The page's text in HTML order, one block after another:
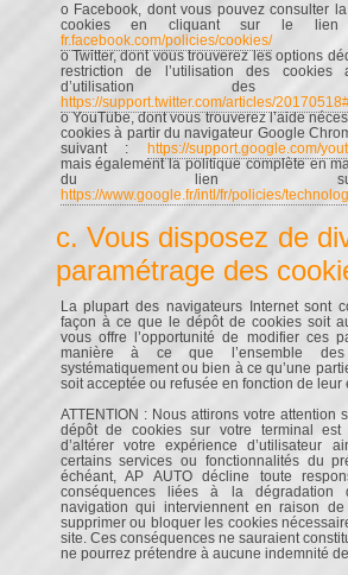
o Facebook, dont vous pouvez consulter
cookies en cliquant sur le
fr.facebook.com/policies/cookies/
o Twitter, dont vous trouverez les options
restriction de l’utilisation des
d’utilisation des
https://support.twitter.com/articles/
o YouTube, dont vous trouverez l’aide
cookies à partir du navigateur Google
suivant :
https://support.google.com/
mais également la politique complète en
du lien
https://www.google.fr/intl/fr/policies/
c. Vous disposez de
paramétrage des
La plupart des navigateurs Internet sont
façon à ce que le dépôt de cookies soit
vous offre l’opportunité de modifier ces
manière à ce que l’ensemble
systématiquement ou bien à ce qu’une
soit acceptée ou refusée en fonction de leur
ATTENTION : Nous attirons votre attention
dépôt de cookies sur votre terminal est
d’altérer votre expérience d’utilisateur
certains services ou fonctionnalités du
échéant, AP AUTO décline toute
conséquences liées à la
navigation qui interviennent en raison
supprimer ou bloquer les cookies
site. Ces conséquences ne sauraient
ne pourrez prétendre à aucune indemnité